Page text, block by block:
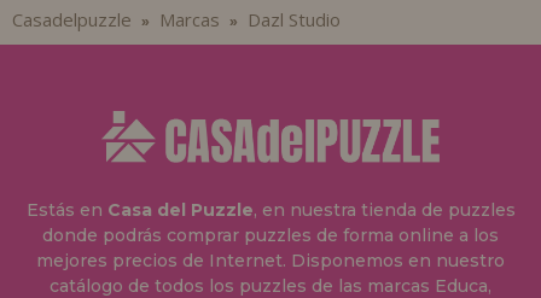
Casadelpuzzle » Marcas » Dazl Studio
Estás en Casa del Puzzle, en nuestra tienda de puzzles
donde podrás comprar puzzles de forma online a los
mejores precios de Internet. Disponemos en nuestro
catálogo de todos los puzzles de las marcas Educa,